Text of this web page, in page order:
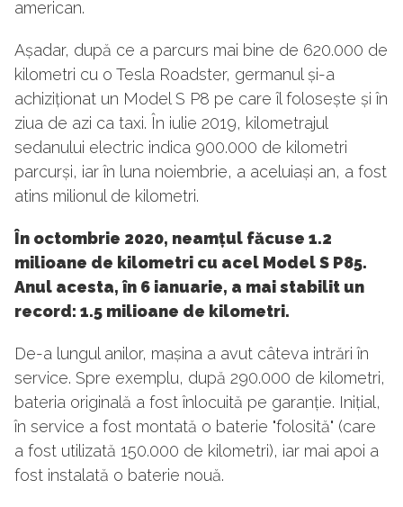
american.
Așadar, după ce a parcurs mai bine de 620.000 de
kilometri cu o Tesla Roadster, germanul și-a
achiziționat un Model S P8 pe care îl folosește și în
ziua de azi ca taxi. În iulie 2019, kilometrajul
sedanului electric indica 900.000 de kilometri
parcurși, iar în luna noiembrie, a aceluiași an, a fost
atins milionul de kilometri.
În octombrie 2020, neamțul făcuse 1.2
milioane de kilometri cu acel Model S P85.
Anul acesta, în 6 ianuarie, a mai stabilit un
record: 1.5 milioane de kilometri.
De-a lungul anilor, mașina a avut câteva intrări în
service. Spre exemplu, după 290.000 de kilometri,
bateria originală a fost înlocuită pe garanție. Inițial,
în service a fost montată o baterie "folosită" (care
a fost utilizată 150.000 de kilometri), iar mai apoi a
fost instalată o baterie nouă.